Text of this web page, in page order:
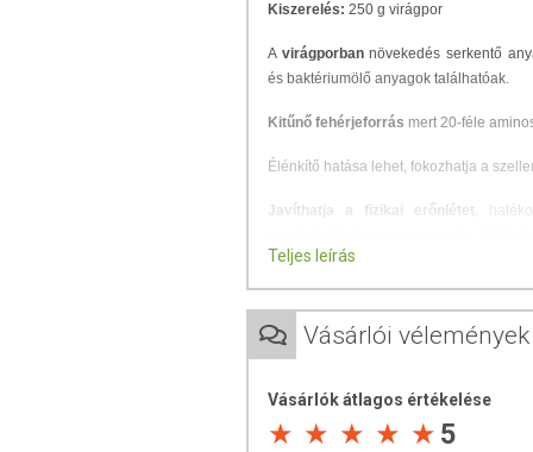
Kiszerelés: 250 g virágpor
A virágporbannövekedés serkentő
és baktériumölő anyagok találhatóak.
Kitűnő fehérjeforrás mert 20-féle
Élénkítő hatása lehet, fokozhatja a
Javíthatja a fizikai erőnlétet ,
és szívgyengeség esetén. Jó hatással
koleszterinszintet és méregtelenít.
Adagolási javaslat:
forró teába kis adagokban keverheti,
A virágport fogyasztás előtt oldja fel
Teljes leírás
Vásárlói vélemények
Vásárlók átlagos értékelése
5